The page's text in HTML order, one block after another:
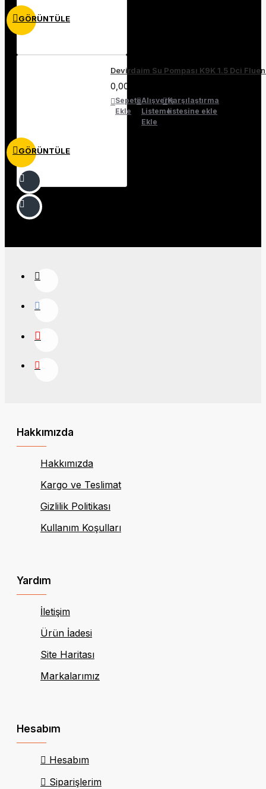
GÖRÜNTÜLE
GÖRÜNTÜLE
Devirdaim Su Pompası K9K 1.5 Dci
0,00₺
Sepete
Ekle
Alışveriş
Listeme
Ekle
Karşılaştırma
listesine ekle
Hakkımızda
Hakkımızda
Kargo ve Teslimat
Gizlilik Politikası
Kullanım Koşulları
Yardım
İletişim
Ürün İadesi
Site Haritası
Markalarımız
Hesabım
Hesabım
Siparişlerim